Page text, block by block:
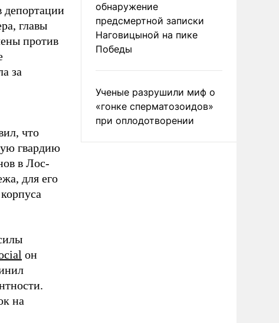
депортации
главы
против
за
что
гвардию
в Лос-
для его
он
на
обнаружение
предсмертной записки
Наговицыной на пике
Победы
Ученые разрушили миф о
«гонке сперматозоидов»
при оплодотворении